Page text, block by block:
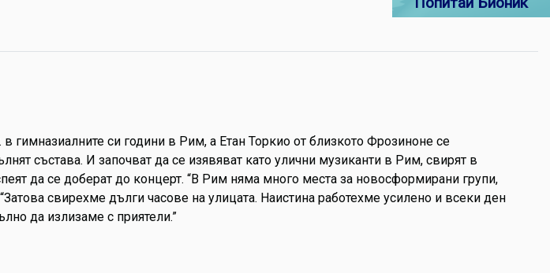
гимназиалните си години в Рим, а Етан Торкио от близкото Фрозиноне се
състава. И започват да се изявяват като улични музиканти в Рим, свирят в
да се доберат до концерт. “В Рим няма много места за новосформирани групи,
свирехме дълги часове на улицата. Наистина работехме усилено и всеки ден
да излизаме с приятели.”